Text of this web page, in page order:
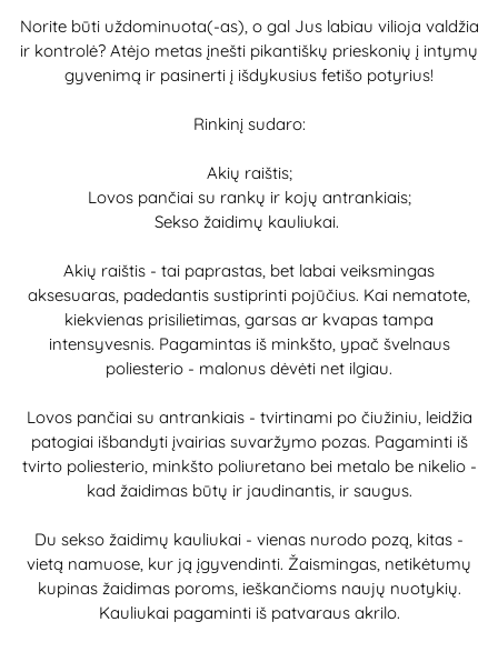
Norite būti uždominuota(-as), o gal Jus labiau vilioja valdžia
ir kontrolė? Atėjo metas įnešti pikantiškų prieskonių į intymų
gyvenimą ir pasinerti į išdykusius fetišo potyrius!
Rinkinį sudaro:
Akių raištis;
Lovos pančiai su rankų ir kojų antrankiais;
Sekso žaidimų kauliukai.
Akių raištis - tai paprastas, bet labai veiksmingas
aksesuaras, padedantis sustiprinti pojūčius. Kai nematote,
kiekvienas prisilietimas, garsas ar kvapas tampa
intensyvesnis. Pagamintas iš minkšto, ypač švelnaus
poliesterio - malonus dėvėti net ilgiau.
Lovos pančiai su antrankiais - tvirtinami po čiužiniu, leidžia
patogiai išbandyti įvairias suvaržymo pozas. Pagaminti iš
tvirto poliesterio, minkšto poliuretano bei metalo be nikelio -
kad žaidimas būtų ir jaudinantis, ir saugus.
Du sekso žaidimų kauliukai - vienas nurodo pozą, kitas -
vietą namuose, kur ją įgyvendinti. Žaismingas, netikėtumų
kupinas žaidimas poroms, ieškančioms naujų nuotykių.
Kauliukai pagaminti iš patvaraus akrilo.